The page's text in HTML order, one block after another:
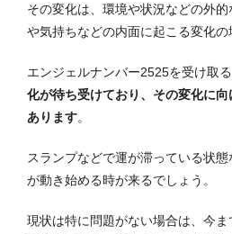
その変化は、環境や状況などの外
や気持ちなどの内面に起こる変化の
エンジェルナンバー2525を受け取る
化が待ち受けており、その変化に
あります。
スランプなどで運が滞っている状
が動き始める時が来るでしょう。
現状は特に問題がない場合は、今